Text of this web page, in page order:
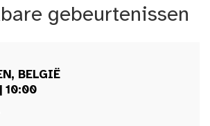
gebeurtenissen
BELGIË
10:00